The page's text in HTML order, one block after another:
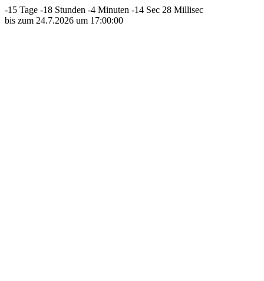
-15 Tage -18 Stunden -4 Minuten -14 Sec 28 Millisec
bis zum 24.7.2026 um 17:00:00